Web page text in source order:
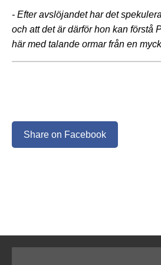
- Efter avslöjandet har det
och att det är därför hon kan förstå
här med talande ormar från en
Share on Facebook